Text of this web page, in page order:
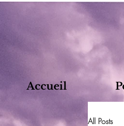
Accueil
All Posts